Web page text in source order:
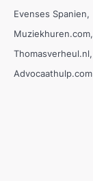
Evenses Spanien
Muziekhuren.com
Thomasverheul.nl
Advocaathulp.com